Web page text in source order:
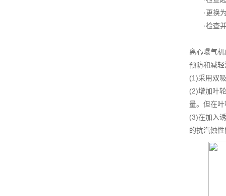
·更换为
·检查并
离心曝气
预防和减
(1)采用双
(2)增加叶
量。但在
(3)在加入
的抗汽蚀